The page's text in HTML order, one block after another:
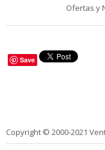
Ofertas y
Save
Copyright © 2000-2021